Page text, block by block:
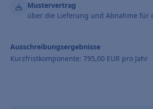
Mustervertrag
über die Lieferung und Abnahme für
Ausschreibungsergebnisse
Kurzfristkomponente: 795,00 EUR pro Jahr